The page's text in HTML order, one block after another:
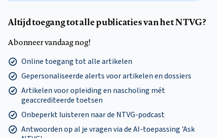
Altijd toegang tot alle publicaties van het NTVG?
Abonneer vandaag nog!
Online toegang tot alle artikelen
Gepersonaliseerde alerts voor artikelen en dossiers
Artikelen voor opleiding en nascholing mét
geaccrediteerde toetsen
Onbeperkt luisteren naar de NTVG-podcast
Antwoorden op al je vragen via de AI-toepassing 'Ask